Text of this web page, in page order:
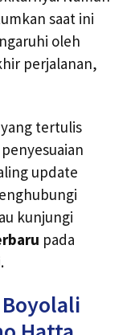
saat ini
oleh
perjalanan,
tertulis
update
kunjungi
pada